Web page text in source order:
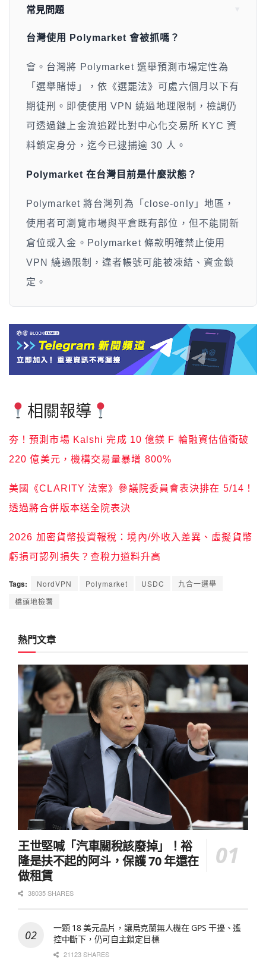
常見問題
台灣使用 Polymarket 會被抓嗎？
會。台灣將 Polymarket 選舉預測市場定性為
「選舉賭博」，依《選罷法》可處六個月以下有
期徒刑。即使使用 VPN 繞過地理限制，檢調仍
可透過鏈上金流追蹤比對中心化交易所 KYC 資
料鎖定身分，迄今已逮捕逾 30 人。
Polymarket 在台灣目前是什麼狀態？
Polymarket 將台灣列為「close-only」地區，
使用者可瀏覽市場與平倉既有部位，但不能開新
倉位或入金。Polymarket 條款明確禁止使用
VPN 繞過限制，違者帳號可能被凍結、資金鎖
定。
相關報導
夯！預測市場 Kalshi 完成 10 億鎂 F 輪融資估值衝破
220 億美元，機構交易量暴增 800%
美國《CLARITY 法案》參議院委員會表決排在 5/14！
透過將合併版本送全院表決
2026 加密貨幣投資報稅：境內/外收入差異、虛擬貨幣
虧損可認列損失？查稅力道料升高
Tags: NordVPN Polymarket USDC
九合一選舉
橋頭地檢署
熱門文章
王世堅喊「汽車關稅該廢掉」！裕
隆是扶不起的阿斗，保護 70 年還在
做租賃
38035 SHARES
一顆 18 美元晶片，讓烏克蘭無人機在 GPS 干擾、遙
控中斷下，仍可自主鎖定目標
21123 SHARES